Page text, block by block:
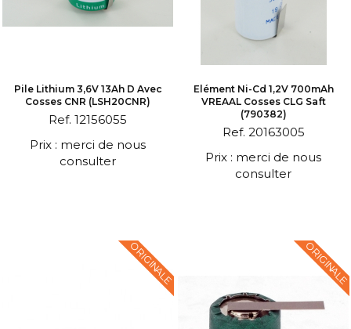
Pile Lithium 3,6V 13Ah D Avec
Cosses CNR (LSH20CNR)
Ref. 12156055
Prix : merci de nous
consulter
Elément Ni-Cd 1,2V 700mAh
VREAAL Cosses CLG Saft
(790382)
Ref. 20163005
Prix : merci de nous
consulter
ORIGINALE ORIGINALE